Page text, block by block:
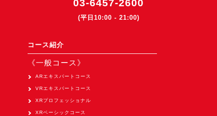
3D空間キャプチャーアプリ『Qoocan』
製造現場を革新する！『XR Worksupport Hub』開発中
>XR Museum『Artlogue』開発中
《企業研修》
Unity研修
03-6457-2600
(平日10:00 - 21:00)
コース紹介
《一般コース》
ARエキスパートコース
VRエキスパートコース
XRプロフェッショナル
XRベーシックコース